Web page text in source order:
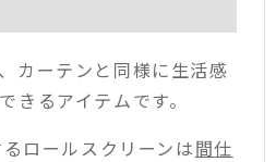
カーテンと同様に生活感
きるアイテムです。
ロールスクリーンは間仕